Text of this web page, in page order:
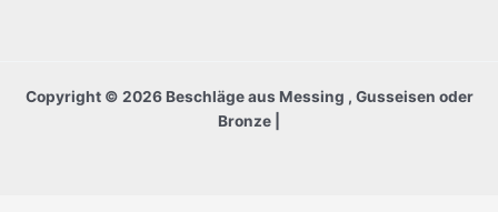
Copyright © 2026 Beschläge aus Messing , Gusseisen oder
Bronze |